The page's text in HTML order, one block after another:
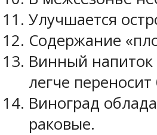
Улучшается
Содержание
Винный
легче
Виноград
раковые.